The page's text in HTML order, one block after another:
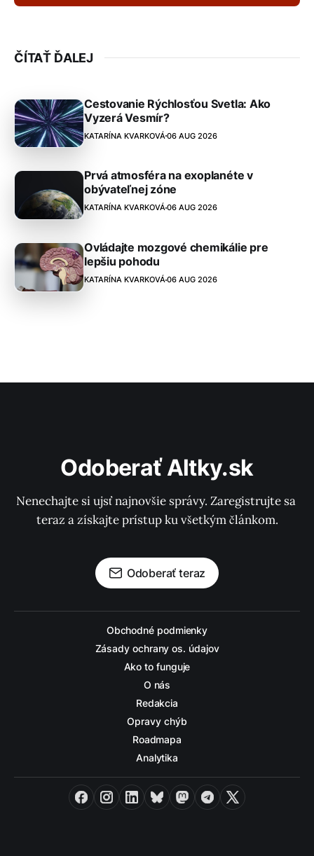
ČÍTAŤ ĎALEJ
Cestovanie Rýchlosťou Svetla: Ako
Vyzerá Vesmír?
KATARÍNA KVARKOVÁ06 AUG 2026
Prvá atmosféra na exoplanéte v
obývateľnej zóne
KATARÍNA KVARKOVÁ06 AUG 2026
Ovládajte mozgové chemikálie pre
lepšiu pohodu
KATARÍNA KVARKOVÁ06 AUG 2026
Odoberať Altky.sk
Nenechajte si ujsť najnovšie správy. Zaregistrujte sa
teraz a získajte prístup ku všetkým článkom.
Odoberať teraz
Obchodné podmienky
Zásady ochrany os. údajov
Ako to funguje
O nás
Redakcia
Opravy chýb
Roadmapa
Analytika
FacebookInstagramLinkedInBlueskyMastodon
Telegram
X